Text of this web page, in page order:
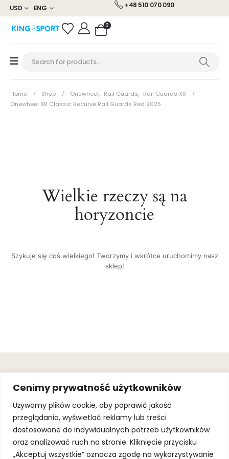
Cenimy prywatność użytkowników
Używamy plików cookie, aby poprawić jakość
przeglądania, wyświetlać reklamy lub treści
dostosowane do indywidualnych potrzeb użytkowników
oraz analizować ruch na stronie. Kliknięcie przycisku
„Akceptuj wszystkie” oznacza zgodę na wykorzystywanie
USD ENG +48 510 070 090
0
Home Shop Onewheel, Rail Guards, Rail Guards XR
Onewheel XR Classic Recurve Rail Guards Red 2025
Wielkie rzeczy są na
horyzoncie
Szykuje się coś wielkiego! Tworzymy i wkrótce uruchomimy nasz
sklep!
+48 510 070
090
SOLEC 81B LOK.
A66,
WARSZAWA
JOIN OUR
MAILING
By subscribing,
you agree to
ourTerms of
UseandPrivacy
OBSŁUGA
KLIENTA
Gwarancja
.
.